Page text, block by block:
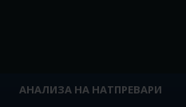
АНАЛИЗА НА НАТПРЕВАРИ